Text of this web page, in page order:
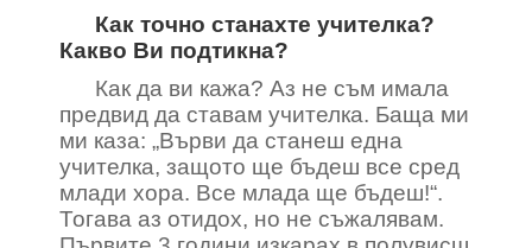
Как точно станахте учителка?
Какво Ви подтикна?
Как да ви кажа? Аз не съм имала
предвид да ставам учителка. Баща ми
ми каза: „Върви да станеш една
учителка, защото ще бъдеш все сред
млади хора. Все млада ще бъдеш!“.
Тогава аз отидох, но не съжалявам.